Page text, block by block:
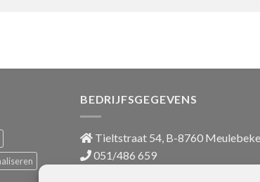
BEDRIJFSGEGEVENS
Tieltstraat 54, B-8760 Meulebeke
051/486 659